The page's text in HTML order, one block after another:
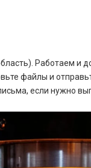
Работаем и
файлы и
если нужно